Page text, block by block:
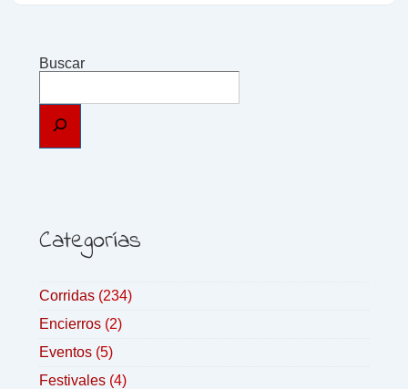
Buscar
Categorías
Corridas (234)
Encierros (2)
Eventos (5)
Festivales (4)